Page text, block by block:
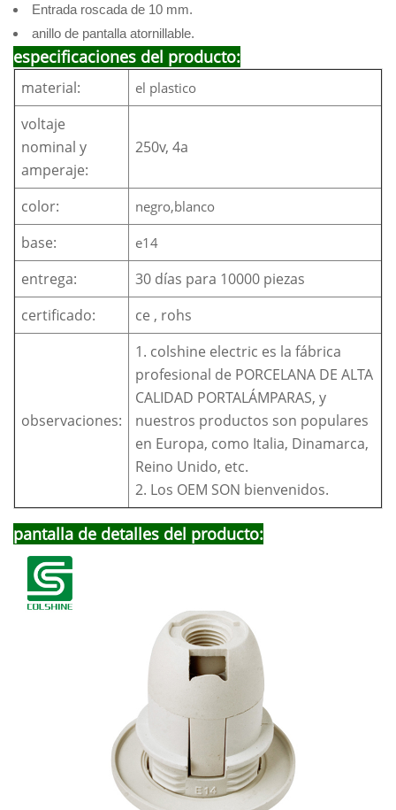
Entrada roscada de 10 mm.
anillo de pantalla atornillable.
especificaciones del producto:
material: el plastico
voltaje
nominal y
amperaje:
250v, 4a
color: negro,blanco
base: e14
entrega:
30 días para 10000 piezas
certificado:
ce , rohs
observaciones:
1. colshine electric es la fábrica
profesional de PORCELANA DE ALTA
CALIDAD PORTALÁMPARAS, y
nuestros productos son populares
en Europa, como Italia, Dinamarca,
Reino Unido, etc.
2. Los OEM SON bienvenidos.
pantalla de detalles del producto: